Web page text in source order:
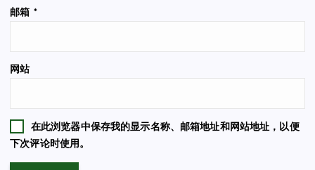
邮箱 *
网站
在此浏览器中保存我的显示名称、邮箱地址和网站地址，以便
下次评论时使用。